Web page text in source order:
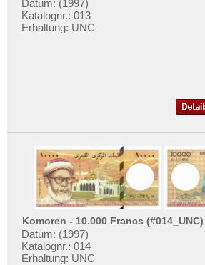
Uganda
Westafrikanische Staaten
Datum: (1997)
Katalognr.: 013
Erhaltung: UNC
Komoren - 10.000 Francs (#014_UNC)
Datum: (1997)
Katalognr.: 014
Erhaltung: UNC